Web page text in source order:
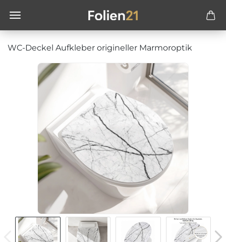
WC-Deckel Aufkleber origineller Marmoroptik